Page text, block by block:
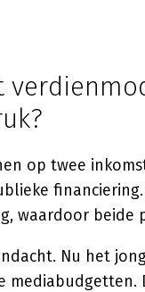
op twee
waardoor beide
Nu het
mediabudgetten.